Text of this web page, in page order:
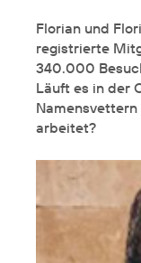
Florian und
registrierte
340.000
Läuft es in der
arbeitet?